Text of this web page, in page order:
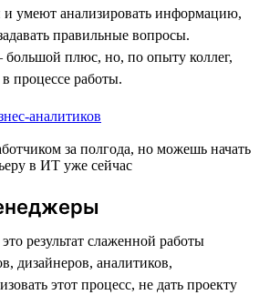
и умеют анализировать информацию,
правильные вопросы.
плюс, но, по опыту коллег,
процессе работы.
аналитиков
результат слаженной работы
дизайнеров, аналитиков,
этот процесс, не дать проекту